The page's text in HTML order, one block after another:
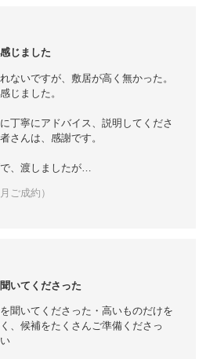
じました
ないですが、敷居が高く無かった。
じました。
丁寧にアドバイス、説明してくださ
さんは、感謝です。
、渡しましたが…
ご成約）
いてくださった
聞いてくださった・高いものだけを
、候補をたくさんご準備くださっ